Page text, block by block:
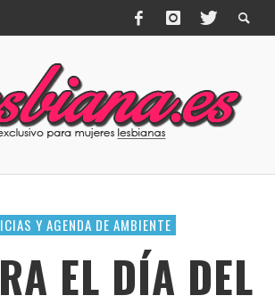
Y AGENDA DE AMBIENTE
EL DÍA DEL